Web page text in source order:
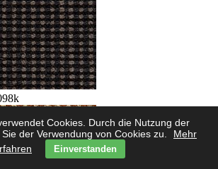
Cookies. Durch die Nutzung der
der Verwendung von Cookies zu.
Mehr
Einverstanden